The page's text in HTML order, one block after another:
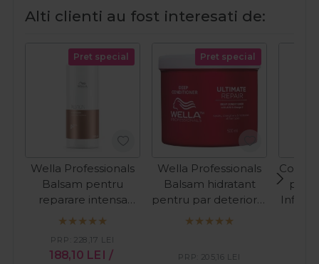
Alti clienti au fost interesati de:
Pret special
Wella Professionals
Balsam pentru
reparare intensa
Fusion Silksteel
188,10 LEI /
PRP: 228,17 LEI
Pret special
Wella Professionals
Balsam hidratant
pentru par deteriorat
Ultimate Repair 2
PRP: 205,16 LEI
Cotril